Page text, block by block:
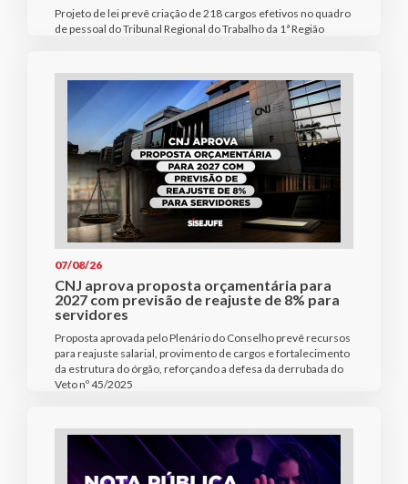
Projeto de lei prevê criação de 218 cargos efetivos no quadro
de pessoal do Tribunal Regional do Trabalho da 1ª Região
07/08/26
CNJ aprova proposta orçamentária para
2027 com previsão de reajuste de 8% para
servidores
Proposta aprovada pelo Plenário do Conselho prevê recursos
para reajuste salarial, provimento de cargos e fortalecimento
da estrutura do órgão, reforçando a defesa da derrubada do
Veto nº 45/2025